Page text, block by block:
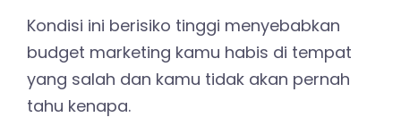
Kondisi ini berisiko tinggi menyebabkan
budget marketing kamu habis di tempat
yang salah dan kamu tidak akan pernah
tahu kenapa.